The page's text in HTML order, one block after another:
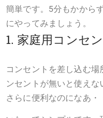
簡単です。5分もかから
にやってみましょう。
1. 家庭用コンセ
コンセントを差し込む
ンセントが無いと使えな
さらに便利なのになあ・